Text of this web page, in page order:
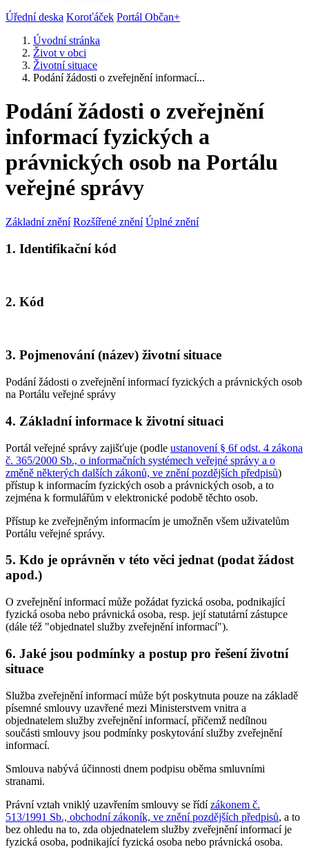
Úřední deska Koroťáček Portál Občan+
Úvodní stránka
Život v obci
Životní situace
Podání žádosti o zveřejnění informací...
Podání žádosti o zveřejnění
informací fyzických a
právnických osob na Portálu
veřejné správy
Základní znění Rozšířené znění Úplné znění
1. Identifikační kód
2. Kód
3. Pojmenování (název) životní situace
Podání žádosti o zveřejnění informací fyzických a právnických osob
na Portálu veřejné správy
4. Základní informace k životní situaci
Portál veřejné správy zajišťuje (podle ustanovení § 6f odst. 4 zákona
č. 365/2000 Sb., o informačních systémech veřejné správy a o
změně některých dalších zákonů, ve znění pozdějších předpisů)
přístup k informacím fyzických osob a právnických osob, a to
zejména k formulářům v elektronické podobě těchto osob.
Přístup ke zveřejněným informacím je umožněn všem uživatelům
Portálu veřejné správy.
5. Kdo je oprávněn v této věci jednat (podat žádost
apod.)
O zveřejnění informací může požádat fyzická osoba, podnikající
fyzická osoba nebo právnická osoba, resp. její statutární zástupce
(dále též "objednatel služby zveřejnění informací").
6. Jaké jsou podmínky a postup pro řešení životní
situace
Služba zveřejnění informací může být poskytnuta pouze na základě
písemné smlouvy uzavřené mezi Ministerstvem vnitra a
objednatelem služby zveřejnění informací, přičemž nedílnou
součásti smlouvy jsou podmínky poskytování služby zveřejnění
informací.
Smlouva nabývá účinnosti dnem podpisu oběma smluvními
stranami.
Právní vztah vniklý uzavřením smlouvy se řídízákonem č.
513/1991 Sb., obchodní zákoník, ve znění pozdějších předpisů, a to
bez ohledu na to, zda objednatelem služby zveřejnění informací je
fyzická osoba, podnikající fyzická osoba nebo právnická osoba.